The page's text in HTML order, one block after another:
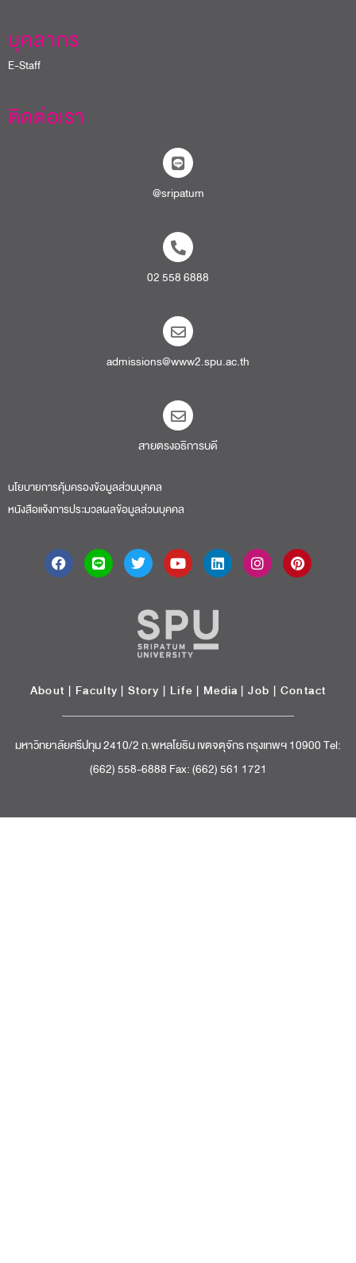
บุคลากร
E-Staff
ติดต่อเรา
@sripatum
02 558 6888
admissions@www2.spu.ac.th
สายตรงอธิการบดี​
นโยบายการคุ้มครองข้อมูลส่วนบุคคล
หนังสือแจ้งการประมวลผลข้อมูลส่วนบุคคล
About | Faculty | Story | Life | Media |Job | Contact
มหาวิทยาลัยศรีปทุม 2410/2 ถ.พหลโยธิน เขตจตุจักร กรุงเทพฯ 10900 Tel:
(662) 558-6888 Fax: (662) 561 1721